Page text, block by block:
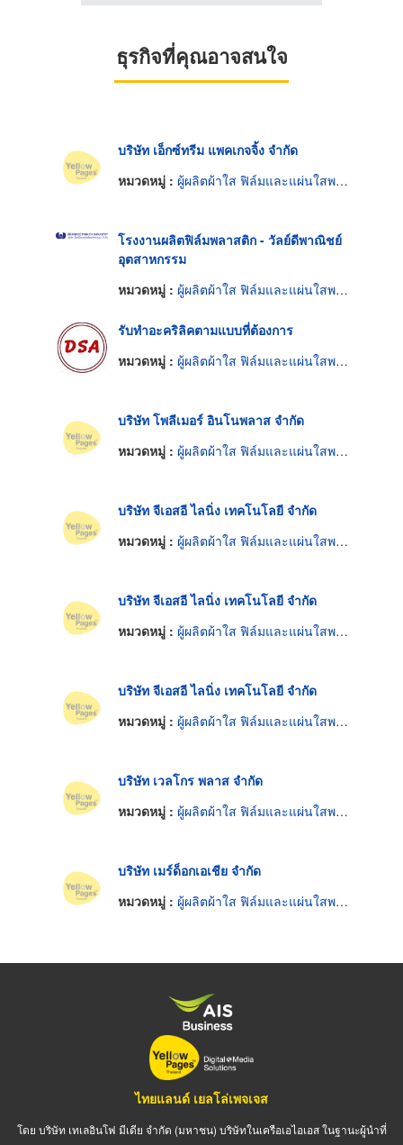
ธุรกิจที่คุณอาจสนใจ
บริษัท เอ็กซ์ทรีม แพคเกจจิ้ง จำกัด
หมวดหมู่ : ผู้ผลิตผ้าใส ฟิล์มและแผ่นใสพลาสติก
โรงงานผลิตฟิล์มพลาสติก - วัลย์ดีพาณิชย์
อุตสาหกรรม
หมวดหมู่ : ผู้ผลิตผ้าใส ฟิล์มและแผ่นใสพลาสติก
รับทําอะคริลิคตามแบบที่ต้องการ
หมวดหมู่ : ผู้ผลิตผ้าใส ฟิล์มและแผ่นใสพลาสติก
บริษัท โพลีเมอร์ อินโนพลาส จำกัด
หมวดหมู่ : ผู้ผลิตผ้าใส ฟิล์มและแผ่นใสพลาสติก
บริษัท จีเอสอี ไลนิ่ง เทคโนโลยี จำกัด
หมวดหมู่ : ผู้ผลิตผ้าใส ฟิล์มและแผ่นใสพลาสติก
บริษัท จีเอสอี ไลนิ่ง เทคโนโลยี จำกัด
หมวดหมู่ : ผู้ผลิตผ้าใส ฟิล์มและแผ่นใสพลาสติก
บริษัท จีเอสอี ไลนิ่ง เทคโนโลยี จำกัด
หมวดหมู่ : ผู้ผลิตผ้าใส ฟิล์มและแผ่นใสพลาสติก
บริษัท เวลโกร พลาส จำกัด
หมวดหมู่ : ผู้ผลิตผ้าใส ฟิล์มและแผ่นใสพลาสติก
บริษัท เมร์ด็อกเอเชีย จำกัด
หมวดหมู่ : ผู้ผลิตผ้าใส ฟิล์มและแผ่นใสพลาสติก
ไทยแลนด์ เยลโล่เพจเจส
โดย บริษัท เทเลอินโฟ มีเดีย จำกัด (มหาชน) บริษัทในเครือเอไอเอส ในฐานะผู้นำที่